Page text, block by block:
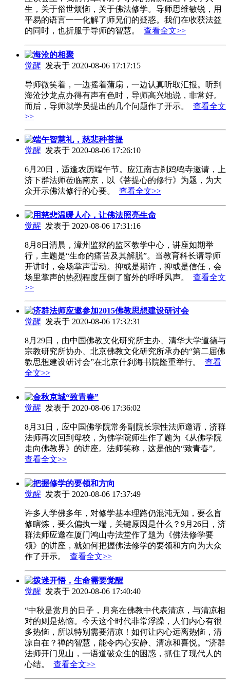
生，关于俗世烦恼，关于佛法修学。导师思维敏锐，用
平易的语言一一化解了师兄们的疑惑。我们在收获法益
的同时，也折服于导师的智慧。 查看全文>>
海沧的相聚
觉醒 发表于 2020-08-06 17:17:15
导师微笑着，一边摇着蒲扇，一边认真听取汇报。听到
海沧沙龙点办得有声有色时，导师高兴地说，非常好。
而后，导师就学员提出的几个问题作了开示。 查看全文
>>
端午智慧礼，慈悲种菩提
觉醒 发表于 2020-08-06 17:26:10
6月20日，适逢农历端午节。应江南古刹鸡鸣寺邀请，上
济下群法师莅临南京，以《菩提心的修行》为题，为大
众开示佛法修行的心要。 查看全文>>
用慈悲温暖人心，让佛法照亮生命
觉醒 发表于 2020-08-06 17:31:16
8月8日清晨，漳州监狱的监区教学中心，讲座如期举
行，主题是“生命的痛苦及其解脱”。当教育科长请导师
开讲时，会场掌声雷动。抑或是期许，抑或是信任，会
场里掌声的热烈程度压倒了窗外的呼呼风声。 查看全文
>>
济群法师应邀参加2015佛教思想建设研讨会
觉醒 发表于 2020-08-06 17:32:31
8月29日，由中国佛教文化研究所主办、清华大学道德与
宗教研究所协办、北京佛教文化研究所承办的“第二届佛
教思想建设研讨会”在北京什刹海书院隆重举行。 查看
全文>>
金秋京城“致青春”
觉醒 发表于 2020-08-06 17:36:02
8月31日，应中国佛学院常务副院长宗性法师邀请，济群
法师再次回到母校，为佛学院师生作了题为《从佛学院
走向佛教界》的讲座。法师笑称，这是他的“致青春”。
查看全文>>
把握修学的要领和方向
觉醒 发表于 2020-08-06 17:37:49
许多人学佛多年，对修学基本理路仍混沌无知，要么盲
修瞎炼，要么偏执一端，关键原因是什么？9月26日，济
群法师应邀在厦门鸿山寺法堂作了题为《佛法修学要
领》的讲座，就如何把握佛法修学的要领和方向为大众
作了开示。 查看全文>>
拨迷开悟，生命需要觉醒
觉醒 发表于 2020-08-06 17:40:40
“中秋是赏月的日子，月亮在佛教中代表清凉，与清凉相
对的则是热恼。今天这个时代非常浮躁，人们内心有很
多热恼，所以特别需要清凉！如何让内心远离热恼，清
凉自在？禅的智慧，能令内心安静、清凉和喜悦。”济群
法师开门见山，一语道破众生的困惑，抓住了现代人的
心结。 查看全文>>